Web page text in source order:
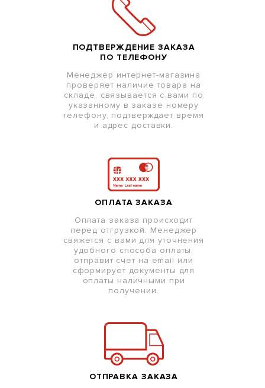
ПОДТВЕРЖДЕНИЕ ЗАКАЗА
ПО ТЕЛЕФОНУ
Менеджер интернет-магазина
проверяет наличие товара на
складе, связывается с вами по
указанному в заказе номеру
телефону, подтверждает время
и адрес доставки.
ОПЛАТА ЗАКАЗА
Оплата заказа происходит
перед отгрузкой. Менеджер
свяжется с вами для уточнения
удобного способа оплаты,
отправит счет на email или
сформирует документы для
оплаты наличными при
получении.
ОТПРАВКА ЗАКАЗА